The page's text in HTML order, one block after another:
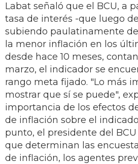
Labat señaló que el BCU, a
tasa de interés -que luego
subiendo paulatinamente de
la menor inflación en los
desde hace 10 meses,
marzo, el indicador se
rango meta fijado. "Lo más
mostrar que sí se puede",
importancia de los efectos
de inflación sobre el
punto, el presidente del
que determinan las
de inflación, los agentes